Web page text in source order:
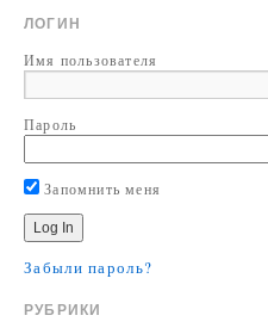
ЛОГИН
Имя пользователя
Пароль
Запомнить меня
Забыли пароль?
РУБРИКИ